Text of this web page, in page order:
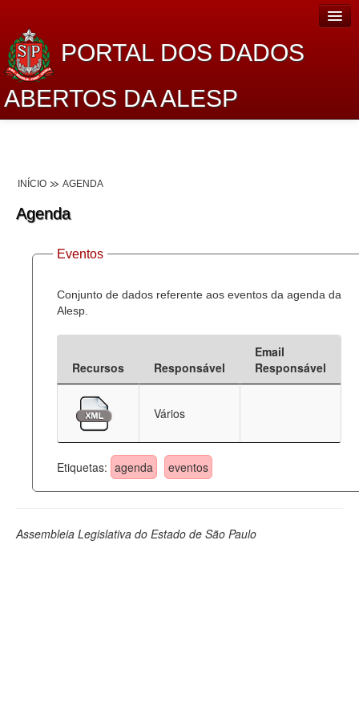
PORTAL DOS DADOS
ABERTOS DA ALESP
Lei de Acesso à Informação
Dados Governamentais Abertos
Planejamento
Catálogo de dados
Deputados Estaduais
Administração
Legislação
INÍCIO AGENDA
Agenda
Eventos
Conjunto de dados referente aos eventos da agenda da
Alesp.
Recursos Responsável
Email
Responsável
Vários
Etiquetas: agenda eventos
Assembleia Legislativa do Estado de São Paulo